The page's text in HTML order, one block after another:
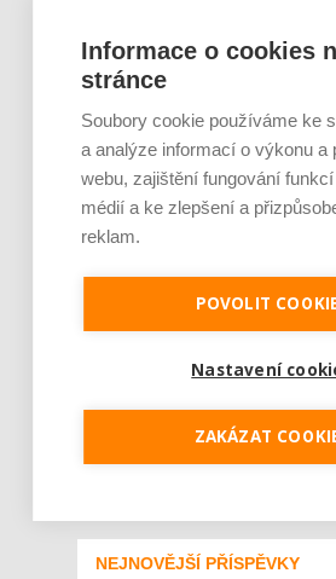
Někteří zaměstnanci si
přivydělávají a mají souběžně
během letních prázdnin.
jejich příjem v jednom měsíci
zdaněn zálohovou daní od
daňové přiznání. Během roku
NEJNOVĚJŠÍ PŘÍSPĚVKY
Informace o cookies
stránce
Soubory cookie používáme ke
a analýze informací o výkonu a
webu, zajištění fungování
médií a ke zlepšení a
reklam.
POVOLIT
Nastavení
ZAKÁZAT